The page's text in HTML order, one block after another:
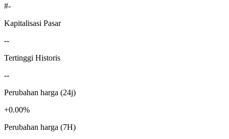
#-
Kapitalisasi Pasar
--
Tertinggi Historis
--
Perubahan harga (24j)
+0.00%
Perubahan harga (7H)